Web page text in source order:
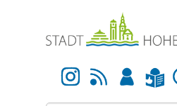
Instagram Newsfeed Anmelden Leichte Sprache